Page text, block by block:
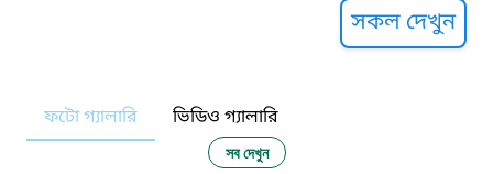
নারী ও শিশু নির্যাতন প্রতিরোধ
সকল দেখুন
ফটো গ্যালারি ভিডিও গ্যালারি
সব দেখুন